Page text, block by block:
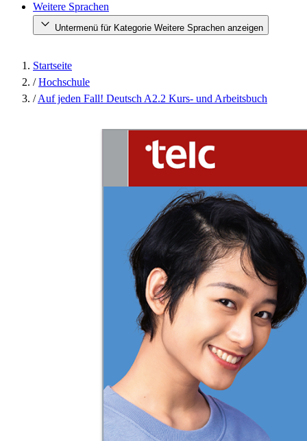
Weitere Sprachen
Untermenü für Kategorie Weitere Sprachen anzeigen
Startseite
/ Hochschule
/ Auf jeden Fall! Deutsch A2.2 Kurs- und Arbeitsbuch